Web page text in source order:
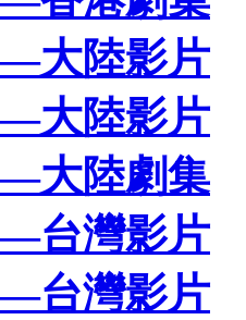
大陸影片
大陸影片
大陸劇集
台灣影片
台灣影片